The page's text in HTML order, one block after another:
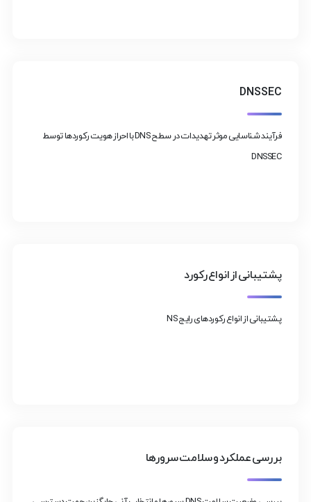
DNSSEC
فرآیند شناسایی موثر تهدیدات در سطح DNS با احراز هویت رکوردها توسط
DNSSEC
پشتیبانی از انواع رکورد
پشتیبانی از انواع رکوردهای رایج NS
بررسی عملکرد و سلامت سرورها